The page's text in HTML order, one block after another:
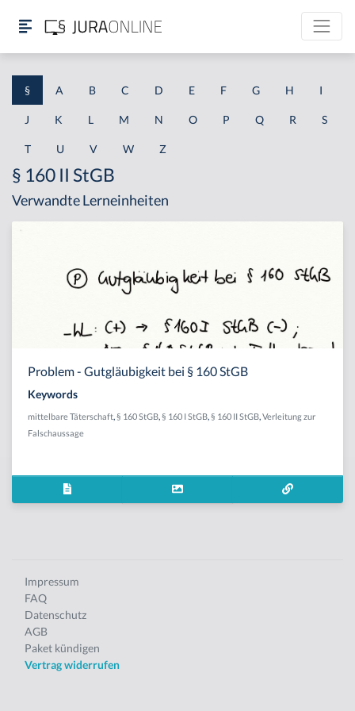
§ A B C D E F G H I
J K L M N O P Q R S
T U V W Z
§ 160 II StGB
Verwandte Lerneinheiten
Problem - Gutgläubigkeit bei § 160 StGB
Keywords
mittelbare Täterschaft § 160 StGB § 160 I StGB § 160 II StGB Verleitung zur
Falschaussage
Impressum
FAQ
Datenschutz
AGB
Paket kündigen
Vertrag widerrufen